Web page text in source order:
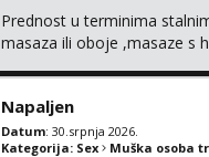
Prednost u terminima
masaza ili oboje ,masaze s
Napaljen
Datum: 30.srpnja 2026.
Kategorija: Sex Muška osoba